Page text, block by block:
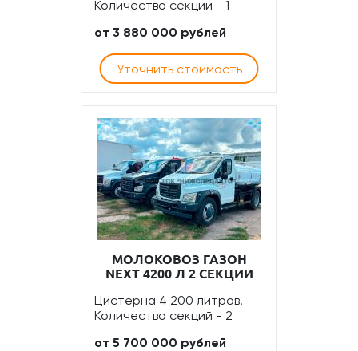
Количество секций - 1
от 3 880 000 рублей
Уточнить стоимость
МОЛОКОВОЗ ГАЗОН
NEXT 4200 Л 2 СЕКЦИИ
Цистерна 4 200 литров.
Количество секций - 2
от 5 700 000 рублей